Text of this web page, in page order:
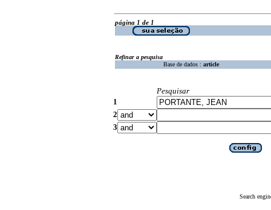
página 1 de 1
Refinar a pesquisa
Base de dados : article
Pesquisar
1
2
3
Search